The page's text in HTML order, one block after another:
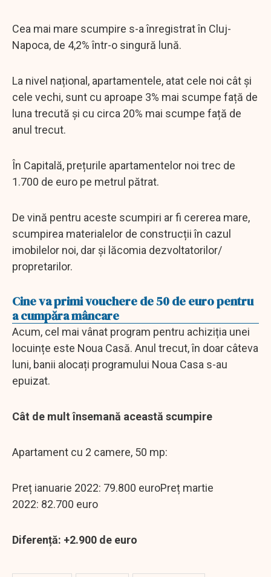
Cea mai mare scumpire s-a înregistrat în Cluj-
Napoca, de 4,2% într-o singură lună.
La nivel național, apartamentele, atat cele noi cât și
cele vechi, sunt cu aproape 3% mai scumpe față de
luna trecută și cu circa 20% mai scumpe față de
anul trecut.
În Capitală, prețurile apartamentelor noi trec de
1.700 de euro pe metrul pătrat.
De vină pentru aceste scumpiri ar fi cererea mare,
scumpirea materialelor de construcții în cazul
imobilelor noi, dar și lăcomia dezvoltatorilor/
propretarilor.
Cine va primi vouchere de 50 de euro pentru
a cumpăra mâncare
Acum, cel mai vânat program pentru achiziția unei
locuințe este Noua Casă. Anul trecut, în doar câteva
luni, banii alocați programului Noua Casa s-au
epuizat.
Cât de mult însemană această scumpire
Apartament cu 2 camere, 50 mp:
Preț ianuarie 2022: 79.800 euroPreț martie
2022: 82.700 euro
Diferență: +2.900 de euro